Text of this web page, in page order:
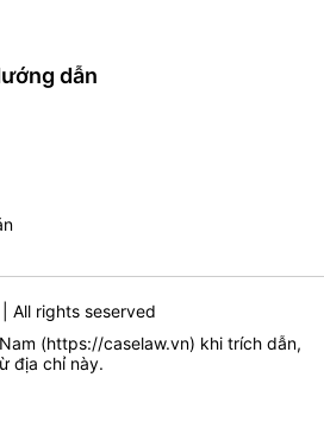
dẫn
All rights seserved
(https://caselaw.vn) khi trích dẫn,
địa chỉ này.